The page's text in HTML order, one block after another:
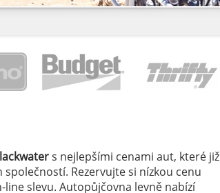
s nejlepšími cenami aut, které již
Rezervujte si nízkou cenu
slevu. Autopůjčovna levně nabízí